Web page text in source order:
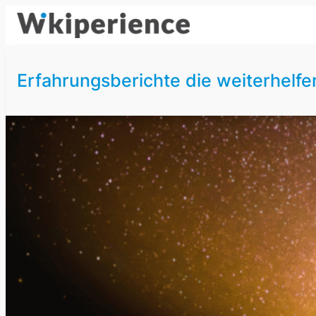
Zum
Inhalt
Erfahrungsberichte die